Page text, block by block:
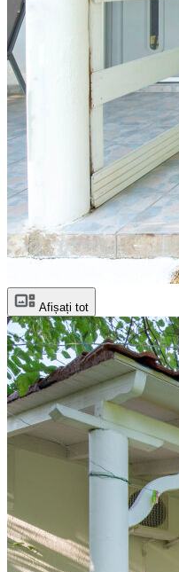
Afișați tot